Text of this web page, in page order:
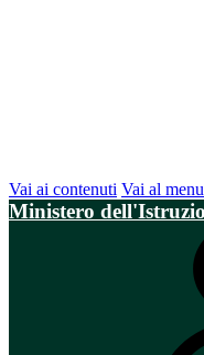
Vai ai contenuti Vai al
Ministero